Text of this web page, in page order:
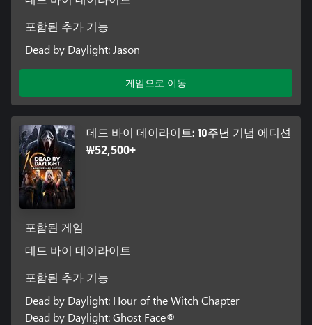
포함된 추가 기능
Dead by Daylight: Jason
게임으로 이동
데드 바이 데이라이트: 10주년 기념 에디션
₩52,500+
포함된 게임
데드 바이 데이라이트
포함된 추가 기능
Dead by Daylight: Hour of the Witch Chapter
Dead by Daylight: Ghost Face®